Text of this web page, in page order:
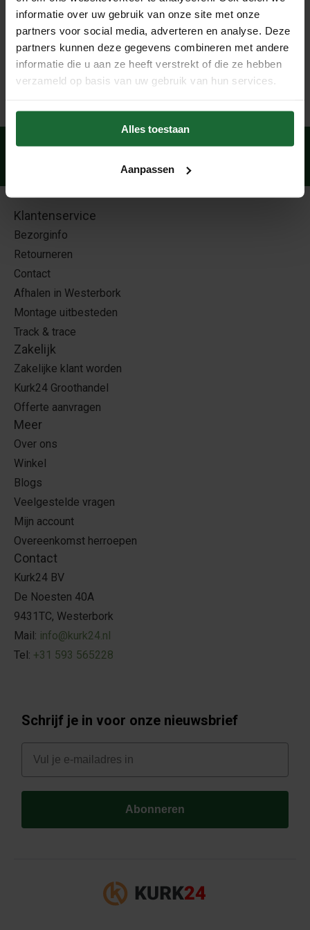
informatie over uw gebruik van onze site met onze
partners voor social media, adverteren en analyse. Deze
partners kunnen deze gegevens combineren met andere
informatie die u aan ze heeft verstrekt of die ze hebben
verzameld op basis van uw gebruik van hun services.
Alles toestaan
Aanpassen
functioneel is, maar ook een prachtige decoratieve
toevoeging aan je tuin!
Veilig betalen
Klantenservice
Bezorginfo
Retourneren
Contact
Afhalen in Westerbork
Montage uitbesteden
Track & trace
Zakelijk
Zakelijke klant worden
Kurk24 Groothandel
Offerte aanvragen
Meer
Over ons
Winkel
Blogs
Veelgestelde vragen
Mijn account
Overeenkomst herroepen
Contact
Kurk24 BV
De Noesten 40A
9431TC, Westerbork
Mail: info@kurk24.nl
Tel: +31 593 565228
Schrijf je in voor onze nieuwsbrief
E-mail
Abonneren